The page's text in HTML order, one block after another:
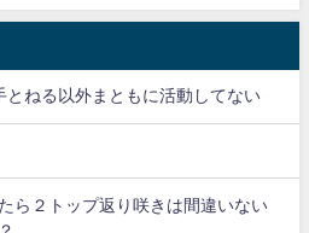
とねる以外まともに活動してない
ら２トップ返り咲きは間違いない